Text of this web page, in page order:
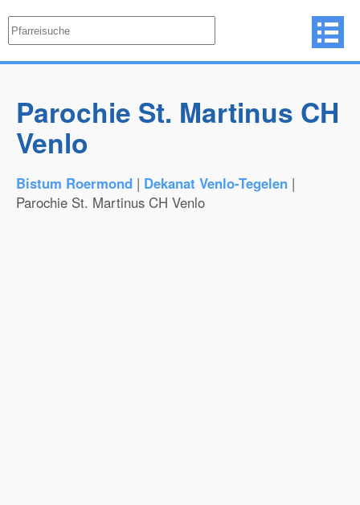
Parochie St. Martinus CH
Venlo
Bistum Roermond | Dekanat Venlo-Tegelen |
Parochie St. Martinus CH Venlo